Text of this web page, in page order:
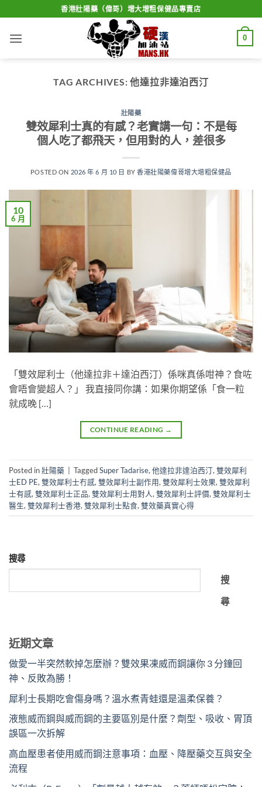
to
content
香港壯陽藥（偉哥）增大增粗保健品專賣店
0
TAG ARCHIVES:他達拉非達泊西汀
壯陽藥
雙效犀利士真的有感？老實講一句：不是每
個人吃了都飛天，但用對的人，差很多
POSTED ON 2026 年 6 月 10 日 BY香港壯陽藥偉哥增大增粗保健品
10
6 月
「雙效犀利士（他達拉非＋達泊西汀）係咪真係咁神？食咗
會唔會變超人？」 我直接同你講：如果你期望係「食一粒
就成晚 […]
CONTINUE READING →
Posted in壯陽藥 TaggedSuper Tadarise, 他達拉非達泊西汀, 雙效犀利
士ED PE, 雙效犀利士冇感, 雙效犀利士副作用, 雙效犀利士效果, 雙效犀利
士有感, 雙效犀利士正品, 雙效犀利士用對人, 雙效犀利士評價, 雙效犀利士
醫生, 雙效犀利士香港, 雙效犀利士點食, 雙效藥真實心得
搜尋
搜
尋
近期文章
做愛一半突然軟掉怎麼辦？雙效果凍威而鋼讓你 3 分鐘回
神、反敗為勝！
犀利士長期吃會傷身嗎？溫水煮青蛙還是溫柔保養？
液態威而鋼與威而鋼的主要區別是什麼？劑型、吸收、胃頂
誤區一次拆解
高血壓患者使用威而鋼注意事項：血壓、降壓藥交互與安全
流程